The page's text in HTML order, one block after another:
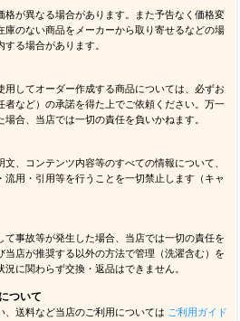
格が異なる場合があります。また予告なく価格変
庫のない商品をメーカーから取り寄せるなどの場
る場合があります。
用してオーダー作成する商品については、必ずお
者など）の承諾を得た上でご依頼ください。万一
合、当店では一切の責任を負いかねます。
、コンテンツ内容等のすべての情報について、
用・引用等を行うことを一切禁止します（キャ
て事故等が発生した場合、当店では一切の責任を
当店が推奨する以外の方法で管理（洗濯含む）を
に関わらず交換・返品はできません。
ついて
、送料など当店のご利用については ご利用ガイド